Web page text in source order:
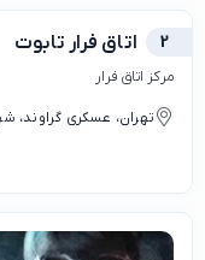
2 اتاق فرار تابوت
مرکز اتاق فرار
تهران، عسکری گراوند،